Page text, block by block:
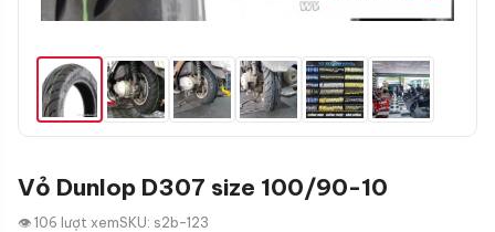
Vỏ Dunlop D307 size 100/90-10
👁 106 lượt xemSKU: s2b-123